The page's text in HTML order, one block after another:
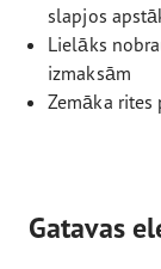
slapjos
Lielāks
izmaksām
Zemāka
Gatavas